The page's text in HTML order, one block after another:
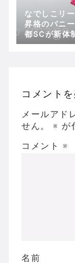
なでしこリ
昇格のバニ
都SCが新体
表！～現日
コメント
メールアド
せん。
※ が
コメント ※
名前